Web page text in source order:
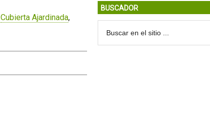
Cubierta Ajardinada,
BUSCADOR